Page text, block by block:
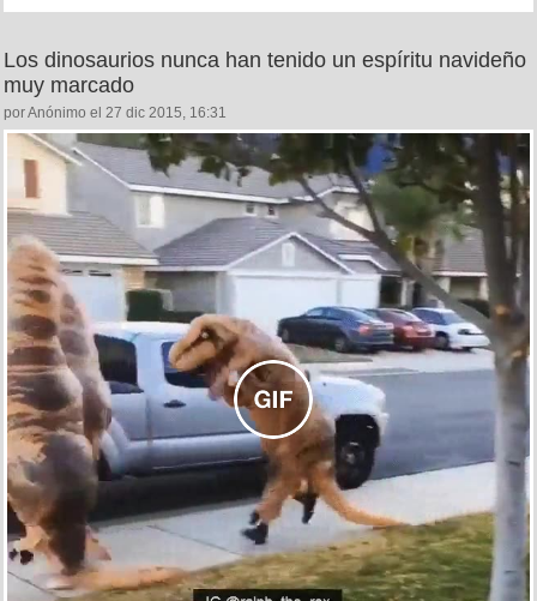
Los dinosaurios nunca han tenido un espíritu navideño
muy marcado
por Anónimo el 27 dic 2015, 16:31